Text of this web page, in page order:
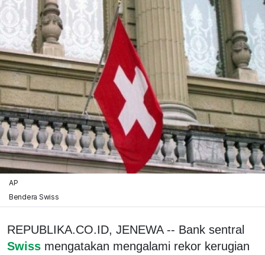
AP
Bendera Swiss
REPUBLIKA.CO.ID, JENEWA -- Bank sentral
Swiss mengatakan mengalami rekor kerugian